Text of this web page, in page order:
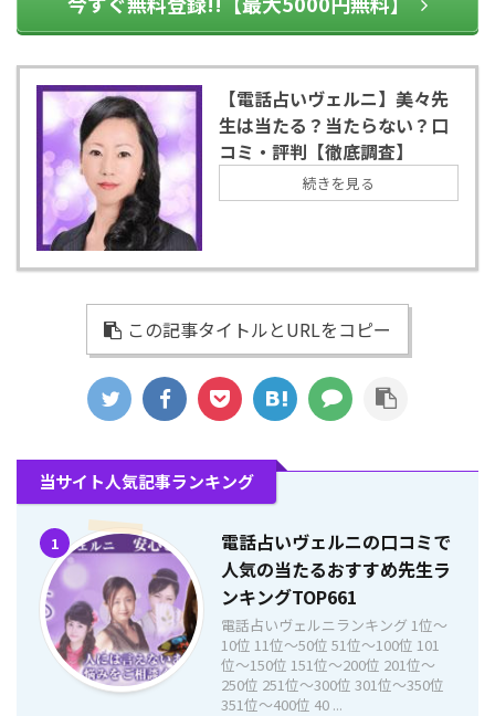
【電話占いヴェルニ】美々先
生は当たる？当たらない？口
コミ・評判【徹底調査】
続きを見る
この記事タイトルとURLをコピー
当サイト人気記事ランキング
1
電話占いヴェルニの口コミで
人気の当たるおすすめ先生ラ
ンキングTOP661
電話占いヴェルニランキング 1位〜
10位 11位〜50位 51位〜100位 101
位〜150位 151位〜200位 201位〜
250位 251位〜300位 301位〜350位
351位〜400位 40 ...